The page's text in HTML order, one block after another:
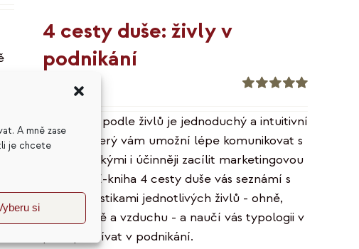
A mně zase
je chcete
si
4 cesty duše: živly v
podnikání
5.00
Kč
Typologie podle živlů je jednoduchý a intuitivní
nástroj, který vám umožní lépe komunikovat s
vašimi blízkými i účinněji zacílit marketingovou
kampaň. E-kniha 4 cesty duše vás seznámí s
charakteristikami jednotlivých živlů - ohně,
vody, země a vzduchu - a naučí vás typologii v
praxi používat v podnikání.